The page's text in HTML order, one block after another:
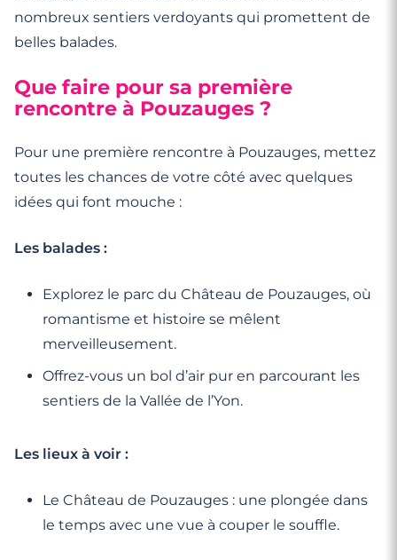
nombreux sentiers verdoyants qui promettent de
belles balades.
Que faire pour sa première
rencontre à Pouzauges ?
Pour une première rencontre à Pouzauges, mettez
toutes les chances de votre côté avec quelques
idées qui font mouche :
Les balades :
Explorez le parc du Château de Pouzauges, où
romantisme et histoire se mêlent
merveilleusement.
Offrez-vous un bol d’air pur en parcourant les
sentiers de la Vallée de l’Yon.
Les lieux à voir :
Le Château de Pouzauges : une plongée dans
le temps avec une vue à couper le souffle.